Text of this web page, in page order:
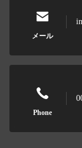
メール
Phone